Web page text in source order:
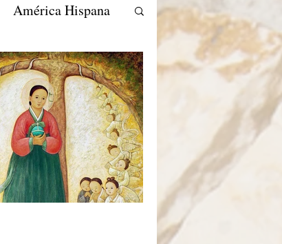
América Hispana